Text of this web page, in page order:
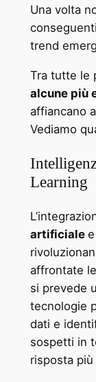
Una volta
trend
Tra tutte le
alcune più
affiancano
Vediamo
Learning
artificiale
affrontate
si prevede
tecnologie
dati e
sospetti in
risposta